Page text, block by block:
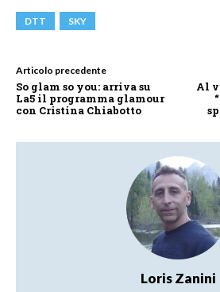
DTT SKY
Articolo precedente
So glam so you: arriva su
La5 il programma glamour
con Cristina Chiabotto
Al
Loris Zanini